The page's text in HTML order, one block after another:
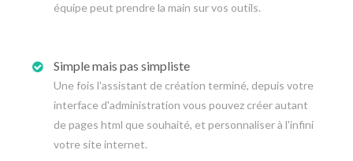
équipe peut prendre la main sur vos outils.
Simple mais pas simpliste
Une fois l'assistant de création terminé, depuis votre
interface d'administration vous pouvez créer autant
de pages html que souhaité, et personnaliser à l'infini
votre site internet.